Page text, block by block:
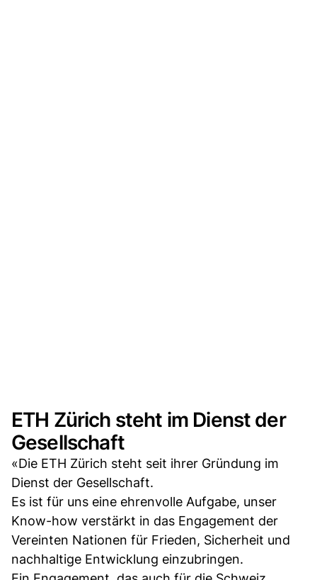
ETH Zürich steht im Dienst der
Gesellschaft
«Die ETH Zürich steht seit ihrer Gründung im
Dienst der Gesellschaft.
Es ist für uns eine ehrenvolle Aufgabe, unser
Know-how verstärkt in das Engagement der
Vereinten Nationen für Frieden, Sicherheit und
nachhaltige Entwicklung einzubringen.